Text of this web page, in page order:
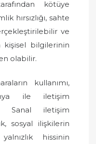
kötüye
hırsızlığı, sahte
ve
kişisel bilgilerinin
olabilir.
kullanımı,
ile iletişim
Sanal iletişim
sosyal ilişkilerin
hissinin